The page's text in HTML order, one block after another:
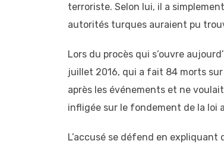
terroriste. Selon lui, il a
autorités turques auraient pu
Lors du procès qui s’ouvre
juillet 2016, qui a fait 84 morts
après les événements et ne
infligée sur le fondement de la loi
L’accusé se défend en